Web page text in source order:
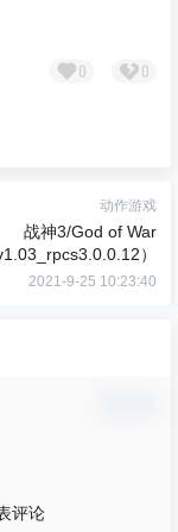
0 0
动作游戏
战神3/God of War
）
2021-9-25 10:23:40
评论